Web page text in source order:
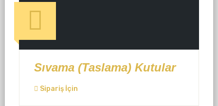
Sıvama (Taslama) Kutular
Sipariş İçin